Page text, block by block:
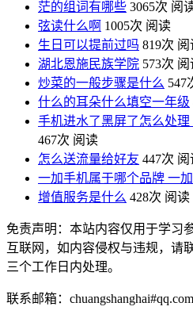
茫的组词有哪些 3065次 阅
弦读什么啊 1005次 阅读
生日可以提前过吗 819次 阅
湖北恩施民族学院 573次 阅
炒菜的一般步骤是什么 547
什么的耳朵什么填空一年级
手机进水了黑屏了怎么处
467次 阅读
怎么送流量给好友 447次 阅
一加手机属于哪个品牌 一
增值服务是什么 428次 阅读
免责声明：本站内容仅用于学习
互联网，如内容侵权与违规，请
三个工作日内处理。
联系邮箱：